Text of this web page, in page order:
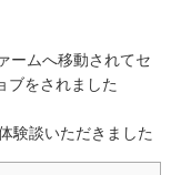
ームへ移動されてセ
ブをされました
験談いただきました